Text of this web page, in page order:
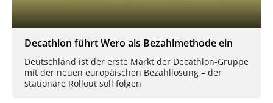
Decathlon führt Wero als Bezahlmethode ein
Deutschland ist der erste Markt der Decathlon-Gruppe
mit der neuen europäischen Bezahllösung – der
stationäre Rollout soll folgen